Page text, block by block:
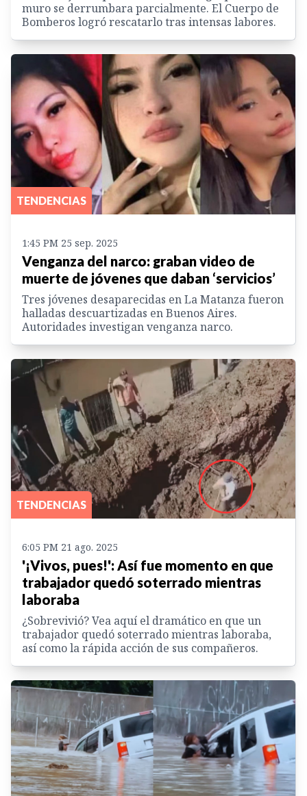
muro se derrumbara parcialmente. El Cuerpo de
Bomberos logró rescatarlo tras intensas labores.
TENDENCIAS
1:45 PM 25 sep. 2025
Venganza del narco: graban video de
muerte de jóvenes que daban ‘servicios’
Tres jóvenes desaparecidas en La Matanza fueron
halladas descuartizadas en Buenos Aires.
Autoridades investigan venganza narco.
TENDENCIAS
6:05 PM 21 ago. 2025
'¡Vivos, pues!': Así fue momento en que
trabajador quedó soterrado mientras
laboraba
¿Sobrevivió? Vea aquí el dramático en que un
trabajador quedó soterrado mientras laboraba,
así como la rápida acción de sus compañeros.